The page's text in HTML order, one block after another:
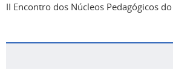
II Encontro dos Núcleos Pedagógicos